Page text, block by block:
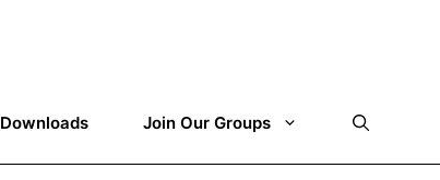
Downloads Join Our Groups